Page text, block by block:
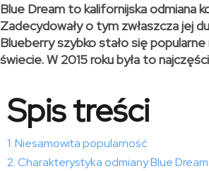
Blue Dream to kalifornijska odmiana
Zadecydowały o tym zwłaszcza jej
Blueberry szybko stało się
świecie. W 2015 roku była to
Spis treści
Niesamowita popularność
Charakterystyka odmiany Blue Dream